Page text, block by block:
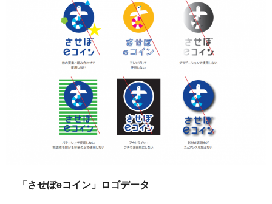
「させぼeコイン」ロゴデータ